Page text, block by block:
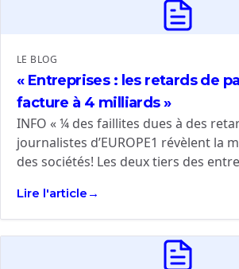
LE BLOG
« Entreprises : les retards de
facture à 4 milliards »
INFO « ¼ des faillites dues à des
journalistes d’EUROPE1 révèlent la
des sociétés! Les deux tiers des
Lire l'article